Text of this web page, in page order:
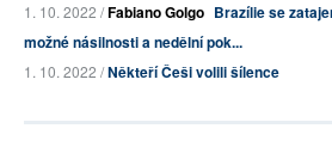
1. 10. 2022 /Fabiano Golgo Brazílie se
možné násilnosti a nedělní pok...
1. 10. 2022 /Někteří Češi volili šílence